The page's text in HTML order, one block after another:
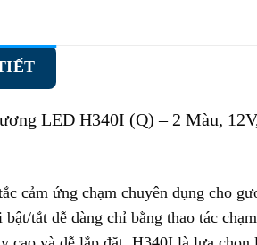
LED H340I (Q) – 2 Màu,
cảm ứng chạm chuyên dụng cho
tắt dễ dàng chỉ bằng thao tác